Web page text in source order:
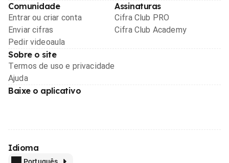
Comunidade
Entrar ou criar conta
Enviar cifras
Pedir videoaula
Assinaturas
Cifra Club PRO
Cifra Club Academy
Sobre o site
Termos de uso e privacidade
Ajuda
Baixe o aplicativo
Idioma